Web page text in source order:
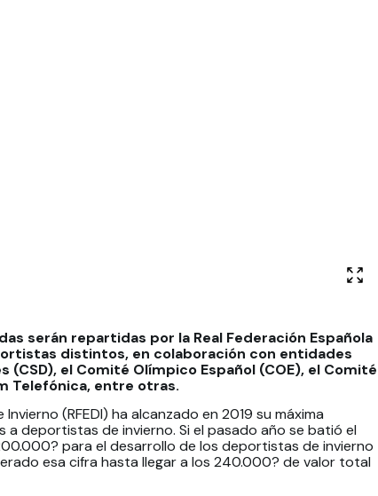
serán repartidas por la Real Federación Española
distintos, en colaboración con entidades
el Comité Olímpico Español (COE), el Comité
Telefónica, entre otras.
(RFEDI) ha alcanzado en 2019 su máxima
deportistas de invierno. Si el pasado año se batió el
para el desarrollo de los deportistas de invierno
esa cifra hasta llegar a los 240.000? de valor total